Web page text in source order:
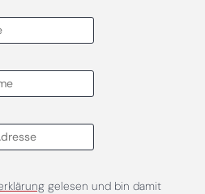
gelesen und bin damit